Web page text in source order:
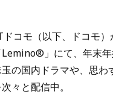
コモ（以下、ドコモ）
」にて、年末年
の国内ドラマや、思わ
々と配信中。